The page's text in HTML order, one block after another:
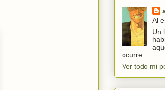
Al
Un
ocurre.
Ver todo mi